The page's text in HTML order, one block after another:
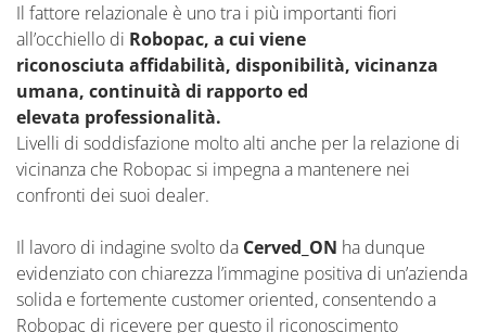
Il fattore relazionale è uno tra i più importanti fiori
all’occhiello di Robopac, a cui viene
riconosciuta affidabilità, disponibilità, vicinanza
umana, continuità di rapporto ed
elevata professionalità.
Livelli di soddisfazione molto alti anche per la relazione di
vicinanza che Robopac si impegna a mantenere nei
confronti dei suoi dealer.
Il lavoro di indagine svolto da Cerved_ON ha dunque
evidenziato con chiarezza l’immagine positiva di un’azienda
solida e fortemente customer oriented, consentendo a
Robopac di ricevere per questo il riconoscimento